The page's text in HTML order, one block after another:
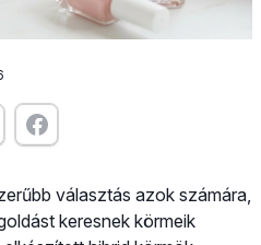
választás azok számára,
keresnek körmeik